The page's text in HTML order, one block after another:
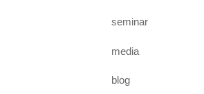
seminar
media
blog